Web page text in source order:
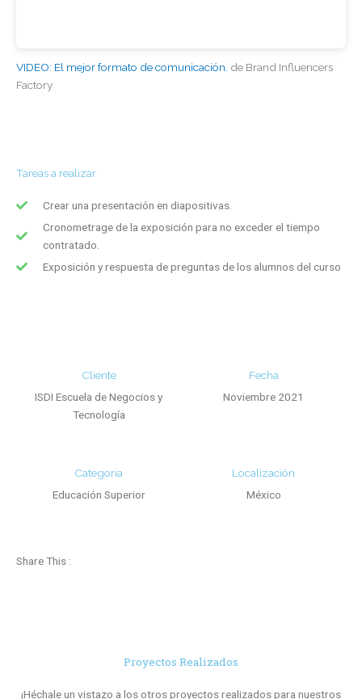
VIDEO: El mejor formato de comunicación. de Brand Influencers
Factory
Tareas a realizar
Crear una presentación en diapositivas.
Cronometrage de la exposición para no exceder el tiempo
contratado.
Exposición y respuesta de preguntas de los alumnos del curso
Cliente
ISDI Escuela de Negocios y
Tecnología
Fecha
Noviembre 2021
Categoria
Educación Superior
Localización
México
Share This :
Proyectos Realizados
¡Héchale un vistazo a los otros proyectos realizados para nuestros